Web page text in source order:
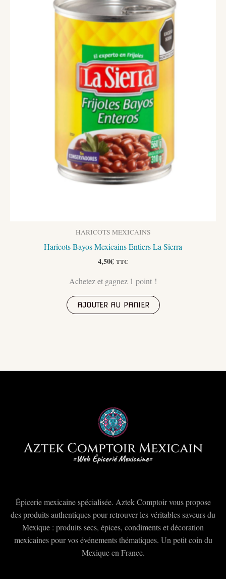
HARICOTS MEXICAINS
Haricots Bayos Mexicains Entiers La Sierra
4,50€ TTC
Achetez et gagnez 1 point !
AJOUTER AU PANIER
Épicerie mexicaine spécialisée. Aztek Comptoir vous propose
des produits authentiques pour retrouver les véritables saveurs du
Mexique : produits secs, épices, condiments et décoration
mexicaines pour vos événements thématiques. Un petit coin du
Mexique en France.